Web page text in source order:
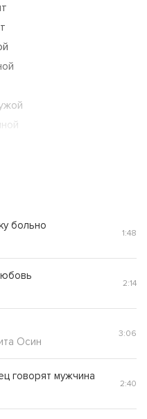
больно
1:48
2:14
Осин
3:06
говорят мужчина
2:40